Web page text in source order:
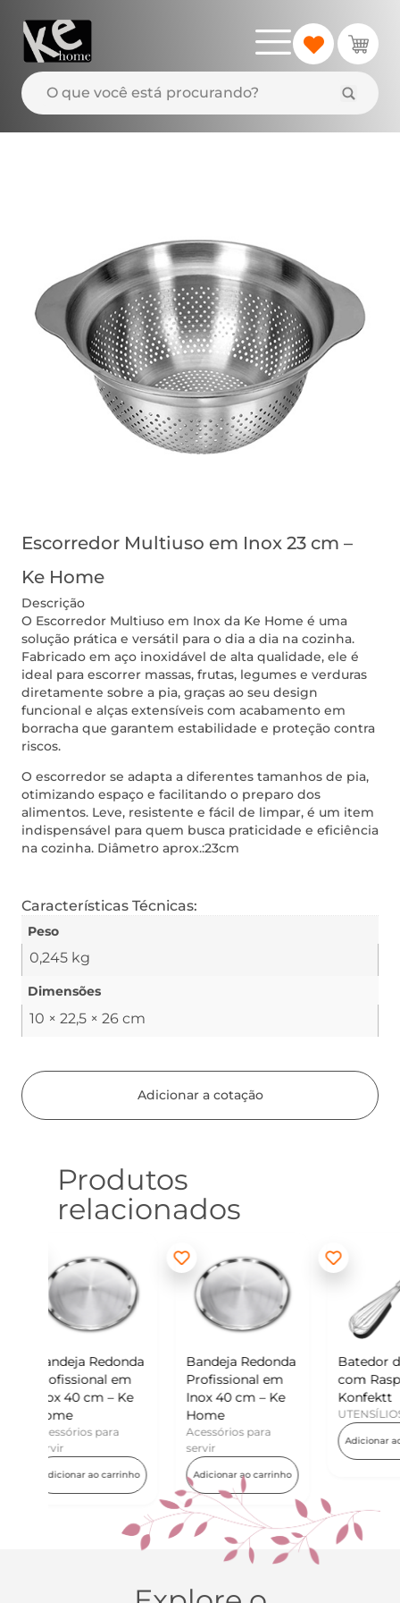
Escorredor Multiuso em Inox 23 cm –
Ke Home
Descrição
O Escorredor Multiuso em Inox da Ke Home é uma
solução prática e versátil para o dia a dia na cozinha.
Fabricado em aço inoxidável de alta qualidade, ele é
ideal para escorrer massas, frutas, legumes e verduras
diretamente sobre a pia, graças ao seu design
funcional e alças extensíveis com acabamento em
borracha que garantem estabilidade e proteção contra
riscos.
O escorredor se adapta a diferentes tamanhos de pia,
otimizando espaço e facilitando o preparo dos
alimentos. Leve, resistente e fácil de limpar, é um item
indispensável para quem busca praticidade e eficiência
na cozinha. Diâmetro aprox.:23cm
Características Técnicas:
Peso
0,245 kg
Dimensões
10 × 22,5 × 26 cm
Adicionar a cotação
Produtos
relacionados
Bandeja Redonda
Profissional em
Inox 40 cm – Ke
Acessórios para
Adicionar ao carrinho
Batedor de Ovos
com Raspador –
Konfektt
Adicionar ao carrinho